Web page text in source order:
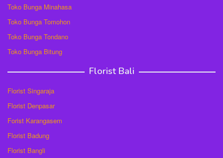
Toko Bunga Minahasa
Toko Bunga Tomohon
Toko Bunga Tondano
Toko Bunga Bitung
Florist Bali
Florist Singaraja
Florist Denpasar
Forist Karangasem
Florist Badung
Florist Bangli